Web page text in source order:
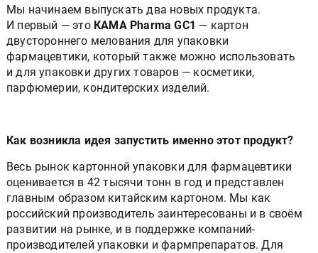
Мы начинаем выпускать два новых продукта.
И первый — это КАМА Pharma GC1 — картон
двустороннего мелования для упаковки
фармацевтики, который также можно использовать
и для упаковки других товаров — косметики,
парфюмерии, кондитерских изделий.
Как возникла идея запустить именно этот продукт?
Весь рынок картонной упаковки для фармацевтики
оценивается в 42 тысячи тонн в год и представлен
главным образом китайским картоном. Мы как
российский производитель заинтересованы и в своём
развитии на рынке, и в поддержке компаний-
производителей упаковки и фармпрепаратов. Для